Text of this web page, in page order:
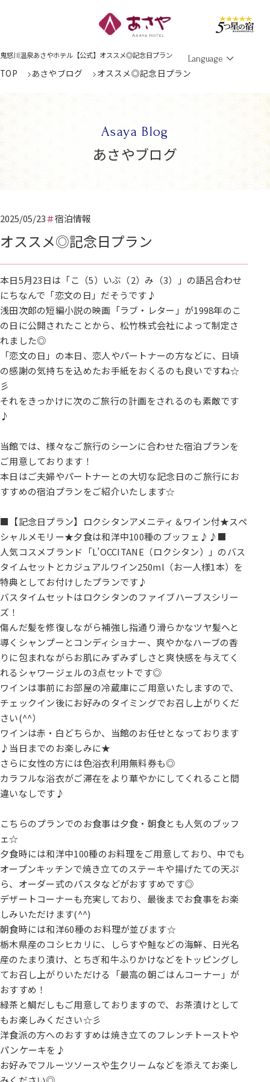
鬼怒川温泉あさやホテル【公式】オススメ◎記念日プラン Language
TOP あさやブログ オススメ◎記念日プラン
Asaya Blog
あさやブログ
2025/05/23 宿泊情報
オススメ◎記念日プラン
本日5月23日は「こ（5）いぶ（2）み（3）」の語呂合わせ
にちなんで「恋文の日」だそうです♪
浅田次郎の短編小説の映画「ラブ・レター」が1998年のこ
の日に公開されたことから、松竹株式会社によって制定さ
れました◎
「恋文の日」の本日、恋人やパートナーの方などに、日頃
の感謝の気持ちを込めたお手紙をおくるのも良いですね☆
彡
それをきっかけに次のご旅行の計画をされるのも素敵です
♪
当館では、様々なご旅行のシーンに合わせた宿泊プランを
ご用意しております！
本日はご夫婦やパートナーとの大切な記念日のご旅行にお
すすめの宿泊プランをご紹介いたします☆
■【記念日プラン】ロクシタンアメニティ＆ワイン付★スペ
シャルメモリー★夕食は和洋中100種のブッフェ♪♪■
人気コスメブランド「L’OCCITANE（ロクシタン）」のバス
タイムセットとカジュアルワイン250ml（お一人様1本）を
特典としてお付けしたプランです♪
バスタイムセットはロクシタンのファイブハーブスシリー
ズ！
傷んだ髪を修復しながら補強し指通り滑らかなツヤ髪へと
導くシャンプーとコンディショナー、爽やかなハーブの香
りに包まれながらお肌にみずみずしさと爽快感を与えてく
れるシャワージェルの3点セットです◎
ワインは事前にお部屋の冷蔵庫にご用意いたしますので、
チェックイン後にお好みのタイミングでお召し上がりくだ
さい(^^）
ワインは赤・白どちらか、当館のお任せとなっております
♪当日までのお楽しみに★
さらに女性の方には色浴衣利用無料券も◎
カラフルな浴衣がご滞在をより華やかにしてくれること間
違いなしです♪
こちらのプランでのお食事は夕食・朝食とも人気のブッフ
ェ☆
夕食時には和洋中100種のお料理をご用意しており、中でも
オープンキッチンで焼き立てのステーキや揚げたての天ぷ
ら、オーダー式のパスタなどがおすすめです◎
デザートコーナーも充実しており、最後までお食事をお楽
しみいただけます(^^)
朝食時には和洋60種のお料理が並びます☆
栃木県産のコシヒカリに、しらすや鮭などの海鮮、日光名
産のたまり漬け、とちぎ和牛ふりかけなどをトッピングし
てお召し上がりいただける「最高の朝ごはんコーナー」が
おすすめ！
緑茶と鯛だしもご用意しておりますので、お茶漬けとして
もお楽しみください☆彡
洋食派の方へのおすすめは焼き立てのフレンチトーストや
パンケーキを♪
お好みでフルーツソースや生クリームなどを添えてお楽し